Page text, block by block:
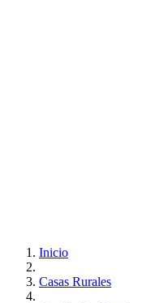
Inicio
Casas Rurales